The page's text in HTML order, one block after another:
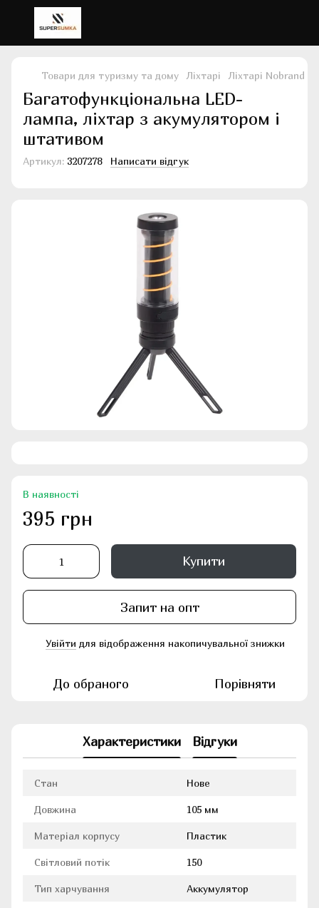
Товари для туризму та дому Ліхтарі Ліхтарі Nobrand
Багатофункціональна LED-
лампа, ліхтар з акумулятором і
штативом
Артикул: 3207278 Написати відгук
В наявності
395 грн
Купити
Запит на опт
Увійти для відображення накопичувальної знижки
До обраного Порівняти
Характеристики Відгуки
Стан Нове
Довжина 105 мм
Матеріал корпусу Пластик
Світловий потік 150
Тип харчування Аккумулятор